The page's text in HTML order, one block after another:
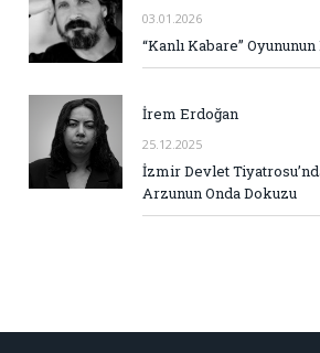
03.01.2026
“Kanlı Kabare”
İrem Erdoğan
25.12.2025
İzmir Devlet
Arzunun Onda Dokuzu